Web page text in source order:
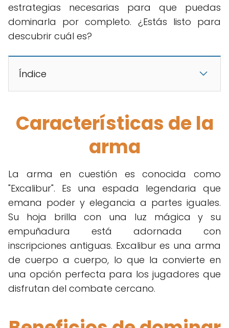
estrategias necesarias para que puedas
dominarla por completo. ¿Estás listo para
descubrir cuál es?
Índice
Características de la
arma
La arma en cuestión es conocida como
"Excalibur". Es una espada legendaria que
emana poder y elegancia a partes iguales.
Su hoja brilla con una luz mágica y su
empuñadura está adornada con
inscripciones antiguas. Excalibur es una arma
de cuerpo a cuerpo, lo que la convierte en
una opción perfecta para los jugadores que
disfrutan del combate cercano.